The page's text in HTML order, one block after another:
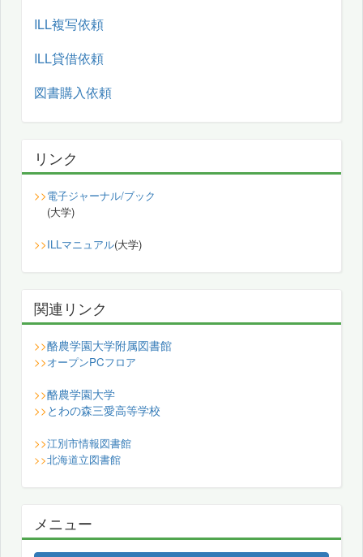
ILL複写依頼
ILL貸借依頼
図書購入依頼
リンク
>>電子ジャーナル/ブック
(大学)
>>ILLマニュアル(大学)
関連リンク
>>酪農学園大学附属図書館
>>オープンPCフロア
>>酪農学園大学
>> とわの森三愛高等学校
>>江別市情報図書館
>>北海道立図書館
メニュー